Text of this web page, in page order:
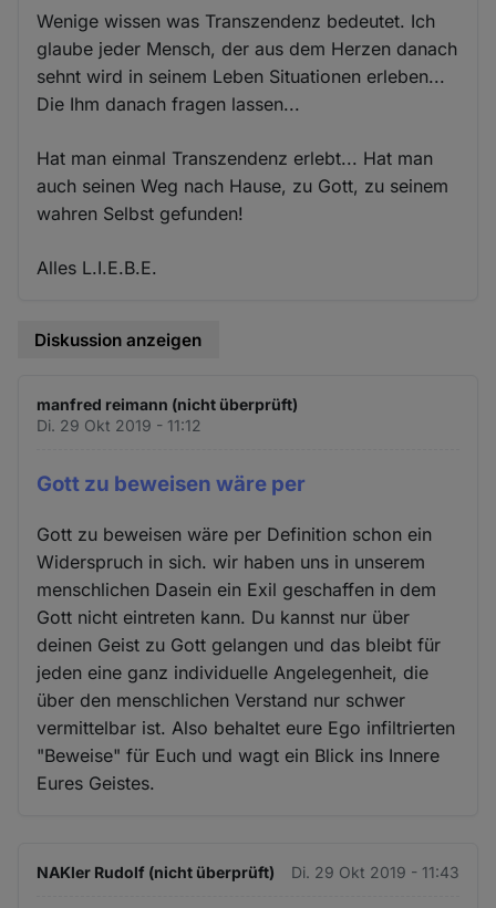
Wenige wissen was Transzendenz bedeutet. Ich
glaube jeder Mensch, der aus dem Herzen danach
sehnt wird in seinem Leben Situationen erleben...
Die Ihm danach fragen lassen...
Hat man einmal Transzendenz erlebt... Hat man
auch seinen Weg nach Hause, zu Gott, zu seinem
wahren Selbst gefunden!
Alles L.I.E.B.E.
Diskussion anzeigen
manfred reimann (nicht überprüft)
Di. 29 Okt 2019 - 11:12
Gott zu beweisen wäre per
Gott zu beweisen wäre per Definition schon ein
Widerspruch in sich. wir haben uns in unserem
menschlichen Dasein ein Exil geschaffen in dem
Gott nicht eintreten kann. Du kannst nur über
deinen Geist zu Gott gelangen und das bleibt für
jeden eine ganz individuelle Angelegenheit, die
über den menschlichen Verstand nur schwer
vermittelbar ist. Also behaltet eure Ego infiltrierten
"Beweise" für Euch und wagt ein Blick ins Innere
Eures Geistes.
NAKler Rudolf (nicht überprüft) Di. 29 Okt 2019 - 11:43